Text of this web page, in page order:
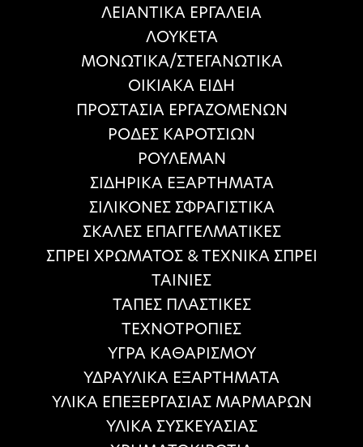
ΛΕΙΑΝΤΙΚΑ ΕΡΓΑΛΕΙΑ
ΛΟΥΚΕΤΑ
ΜΟΝΩΤΙΚΑ/ΣΤΕΓΑΝΩΤΙΚΑ
ΟΙΚΙΑΚΑ ΕΙΔΗ
ΠΡΟΣΤΑΣΙΑ ΕΡΓΑΖΟΜΕΝΩΝ
ΡΟΔΕΣ ΚΑΡΟΤΣΙΩΝ
ΡΟΥΛΕΜΑΝ
ΣΙΔΗΡΙΚΑ ΕΞΑΡΤΗΜΑΤΑ
ΣΙΛΙΚΟΝΕΣ ΣΦΡΑΓΙΣΤΙΚΑ
ΣΚΑΛΕΣ ΕΠΑΓΓΕΛΜΑΤΙΚΕΣ
ΣΠΡΕΙ ΧΡΩΜΑΤΟΣ & ΤΕΧΝΙΚΑ ΣΠΡΕΙ
ΤΑΙΝΙΕΣ
ΤΑΠΕΣ ΠΛΑΣΤΙΚΕΣ
ΤΕΧΝΟΤΡΟΠΙΕΣ
ΥΓΡΑ ΚΑΘΑΡΙΣΜΟΥ
ΥΔΡΑΥΛΙΚΑ ΕΞΑΡΤΗΜΑΤΑ
ΥΛΙΚΑ ΕΠΕΞΕΡΓΑΣΙΑΣ ΜΑΡΜΑΡΩΝ
ΥΛΙΚΑ ΣΥΣΚΕΥΑΣΙΑΣ